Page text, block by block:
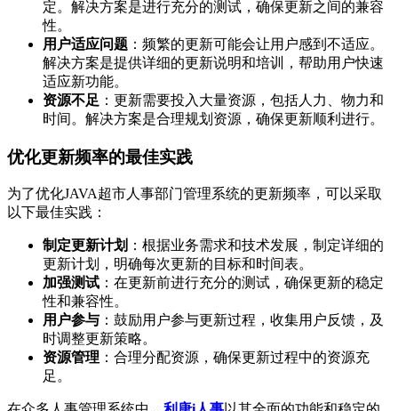
定。解决方案是进行充分的测试，确保更新之间的兼容
性。
用户适应问题 ：频繁的更新可能会让用户感到不适应。
解决方案是提供详细的更新说明和培训，帮助用户快速
适应新功能。
资源不足 ：更新需要投入大量资源，包括人力、物力和
时间。解决方案是合理规划资源，确保更新顺利进行。
优化更新频率的最佳实践
为了优化JAVA超市人事部门管理系统的更新频率，可以采取
以下最佳实践：
制定更新计划 ：根据业务需求和技术发展，制定详细的
更新计划，明确每次更新的目标和时间表。
加强测试 ：在更新前进行充分的测试，确保更新的稳定
性和兼容性。
用户参与 ：鼓励用户参与更新过程，收集用户反馈，及
时调整更新策略。
资源管理 ：合理分配资源，确保更新过程中的资源充
足。